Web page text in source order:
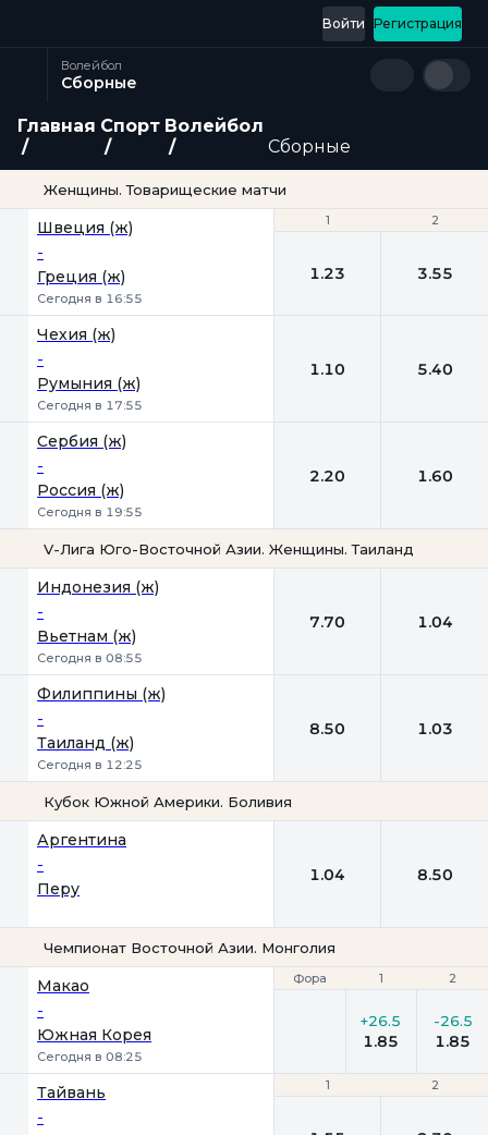
Регистрация
Войти
Волейбол
Сборные
Главная Спорт Волейбол
Сборные
Женщины. Товарищеские матчи
1 2
Швеция (ж)
-
Греция (ж)
Сегодня в 16:55
1 2
1.23 3.55
Чехия (ж)
-
Румыния (ж)
Сегодня в 17:55
1.10 5.40
Сербия (ж)
-
Россия (ж)
Сегодня в 19:55
2.20 1.60
V-Лига Юго-Восточной Азии. Женщины. Таиланд
Индонезия (ж)
-
Вьетнам (ж)
Сегодня в 08:55
7.70 1.04
Филиппины (ж)
-
Таиланд (ж)
Сегодня в 12:25
8.50 1.03
Кубок Южной Америки. Боливия
Аргентина
-
Перу
1.04 8.50
Чемпионат Восточной Азии. Монголия
Фора 1 2
Макао
-
Южная Корея
Сегодня в 08:25
Фора 1 2
+26.5
1.85
-26.5
1.85
1 2
Тайвань
-
1 2